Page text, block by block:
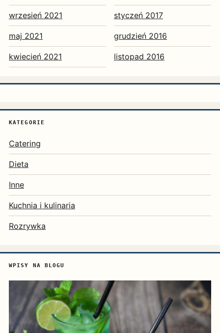
wrzesień 2021
maj 2021
kwiecień 2021
styczeń 2017
grudzień 2016
listopad 2016
KATEGORIE
Catering
Dieta
Inne
Kuchnia i kulinaria
Rozrywka
WPISY NA BLOGU